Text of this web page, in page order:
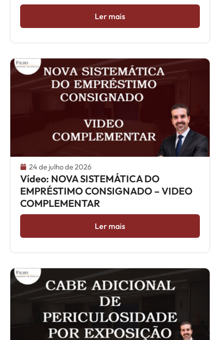
Ler mais
24 de julho de 2026
Vídeo: NOVA SISTEMÁTICA DO
EMPRÉSTIMO CONSIGNADO – VIDEO
COMPLEMENTAR
Ler mais